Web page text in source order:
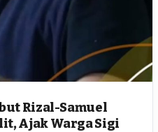
Rizal-Samuel
Ajak Warga Sigi